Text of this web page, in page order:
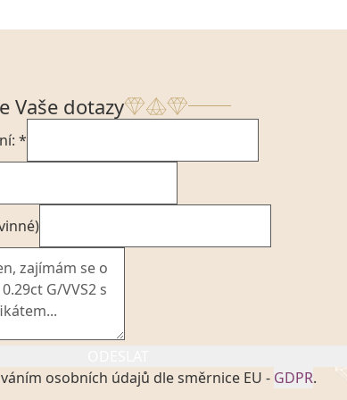
Vaše dotazy
*
osobních údajů dle směrnice EU - GDPR.